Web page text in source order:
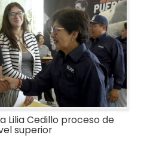
Lilia Cedillo proceso de
superior